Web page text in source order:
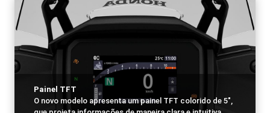
Painel TFT
O novo modelo apresenta um painel TFT colorido de 5",